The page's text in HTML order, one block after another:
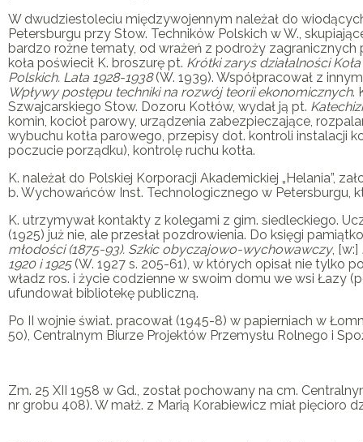
W dwudziestoleciu międzywojennym należał do
Petersburgu przy Stow. Techników Polskich w W.,
bardzo rożne tematy, od wrażeń z podroży
koła poświecił K. broszurę pt. Krótki zarys działalności
Polskich. Lata 1928-1938(W. 1939). Współpracował z
Wpływy postępu techniki na rozwój teorii ekonomicznych.
Szwajcarskiego Stow. Dozoru Kotłów, wydał ją pt.
komin, kocioł parowy, urządzenia zabezpieczające,
wybuchu kotła parowego, przepisy dot. kontroli instalacji
poczucie porządku), kontrolę ruchu kotła.
K. należał do Polskiej Korporacji Akademickiej „Helania”,
b. Wychowańców Inst. Technologicznego w Petersburgu,
K. utrzymywał kontakty z kolegami z gim. siedleckiego.
(1925) już nie, ale przesłał pozdrowienia. Do księgi
młodości (1875-93). Szkic obyczajowo-wychowawczy, [w:]
1920 i 1925(W. 1927 s. 205-61), w których opisał nie tylko
władz ros. i życie codzienne w swoim domu we wsi Łazy
ufundował bibliotekę publiczną.
Po II wojnie świat. pracował (1945-8) w papierniach w
50), Centralnym Biurze Projektów Przemysłu Rolnego i
Zm. 25 XII 1958 w Gd., został pochowany na cm.
nr grobu 408). W małż. z Marią Korabiewicz miał pięcioro